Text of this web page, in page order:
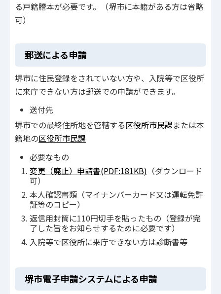
る戸籍謄本が必要です。（堺市に本籍がある方は省略
可）
郵送による申請
堺市に住民登録をされていない方や、入院等で区役所
に来庁できない方は郵送での申請ができます。
送付先
堺市での最終住所地を管轄する区役所市民課または本
籍地の区役所市民課
必要なもの
変更（廃止）申請書(PDF:181KB) （ダウンロード
可）
本人確認書類（マイナンバーカード又は運転免許
証等のコピー）
返信用封筒に110円切手を貼ったもの（登録が完
了した旨をお知らせするために必要です）
入院等で区役所に来庁できない方は診断書等
堺市電子申請システムによる申請